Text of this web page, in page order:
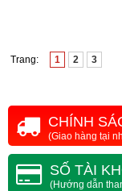
Trang: 1 2 3
CHÍNH
(Giao hàng tại
SỐ TÀI
(Hướng dẫn